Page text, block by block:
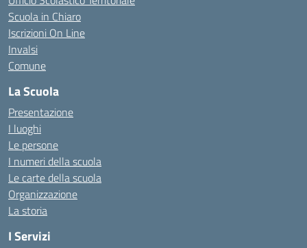
Scuola in Chiaro
Iscrizioni On Line
Invalsi
Comune
La Scuola
Presentazione
I luoghi
Le persone
I numeri della scuola
Le carte della scuola
Organizzazione
La storia
I Servizi